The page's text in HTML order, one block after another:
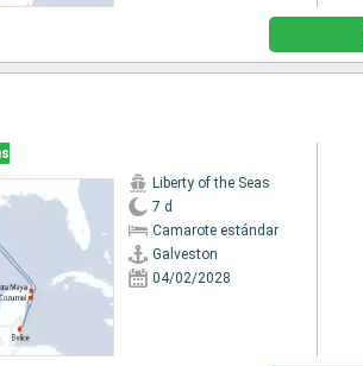
Liberty of the Seas
7 d
Camarote estándar
Galveston
04/02/2028